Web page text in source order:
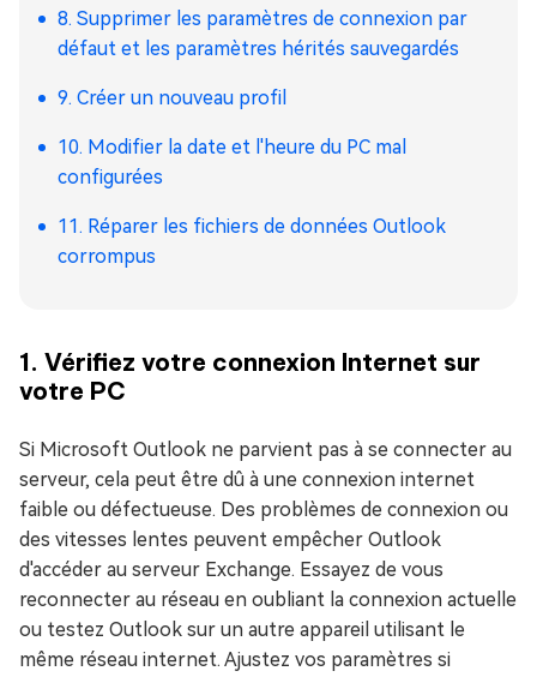
8. Supprimer les paramètres de connexion par
défaut et les paramètres hérités sauvegardés
9. Créer un nouveau profil
10. Modifier la date et l'heure du PC mal
configurées
11. Réparer les fichiers de données Outlook
corrompus
1. Vérifiez votre connexion Internet sur
votre PC
Si Microsoft Outlook ne parvient pas à se connecter au
serveur, cela peut être dû à une connexion internet
faible ou défectueuse. Des problèmes de connexion ou
des vitesses lentes peuvent empêcher Outlook
d'accéder au serveur Exchange. Essayez de vous
reconnecter au réseau en oubliant la connexion actuelle
ou testez Outlook sur un autre appareil utilisant le
même réseau internet. Ajustez vos paramètres si